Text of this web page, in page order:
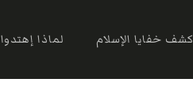
كشف خفايا الإسلام لماذا إهتدوا